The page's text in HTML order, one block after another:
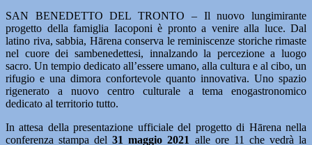
SAN BENEDETTO DEL TRONTO – Il nuovo lungimirante
progetto della famiglia Iacoponi è pronto a venire alla luce. Dal
latino riva, sabbia, Hārena conserva le reminiscenze storiche rimaste
nel cuore dei sambenedettesi, innalzando la percezione a luogo
sacro. Un tempio dedicato all’essere umano, alla cultura e al cibo, un
rifugio e una dimora confortevole quanto innovativa. Uno spazio
rigenerato a nuovo centro culturale a tema enogastronomico
dedicato al territorio tutto.
In attesa della presentazione ufficiale del progetto di Hārena nella
conferenza stampa del31 maggio 2021 alle ore 11 che vedrà la